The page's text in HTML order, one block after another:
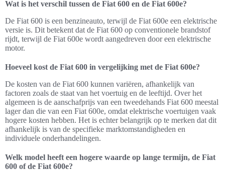
Wat is het verschil tussen de Fiat 600 en de Fiat 600e?
De Fiat 600 is een benzineauto, terwijl de Fiat 600e een elektrische
versie is. Dit betekent dat de Fiat 600 op conventionele brandstof
rijdt, terwijl de Fiat 600e wordt aangedreven door een elektrische
motor.
Hoeveel kost de Fiat 600 in vergelijking met de Fiat 600e?
De kosten van de Fiat 600 kunnen variëren, afhankelijk van
factoren zoals de staat van het voertuig en de leeftijd. Over het
algemeen is de aanschafprijs van een tweedehands Fiat 600 meestal
lager dan die van een Fiat 600e, omdat elektrische voertuigen vaak
hogere kosten hebben. Het is echter belangrijk op te merken dat dit
afhankelijk is van de specifieke marktomstandigheden en
individuele onderhandelingen.
Welk model heeft een hogere waarde op lange termijn, de Fiat
600 of de Fiat 600e?